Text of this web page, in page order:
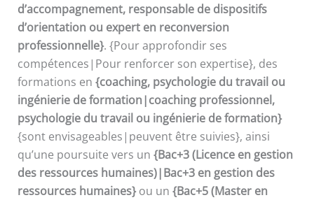
d’accompagnement, responsable de dispositifs
d’orientation ou expert en reconversion
professionnelle}. {Pour approfondir ses
compétences|Pour renforcer son expertise}, des
formations en {coaching, psychologie du travail ou
ingénierie de formation|coaching professionnel,
psychologie du travail ou ingénierie de formation}
{sont envisageables|peuvent être suivies}, ainsi
qu’une poursuite vers un {Bac+3 (Licence en gestion
des ressources humaines)|Bac+3 en gestion des
ressources humaines}ou un {Bac+5 (Master en